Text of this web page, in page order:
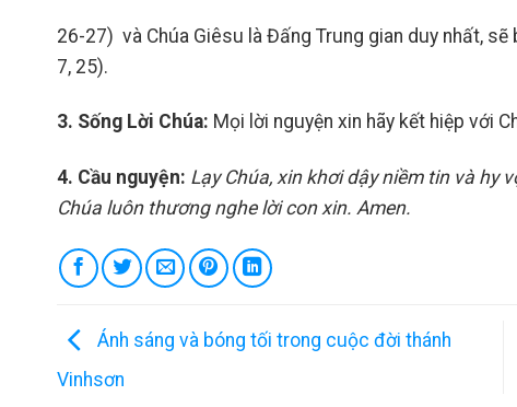
26-27) và Chúa Giêsu là Đấng Trung gian duy nhất,
7, 25).
3. Sống Lời Chúa: Mọi lời nguyện xin hãy kết hiệp với
4. Cầu nguyện: Lạy Chúa, xin khơi dậy niềm tin và hy
Chúa luôn thương nghe lời con xin. Amen.
Ánh sáng và bóng tối trong cuộc đời thánh
Vinhsơn